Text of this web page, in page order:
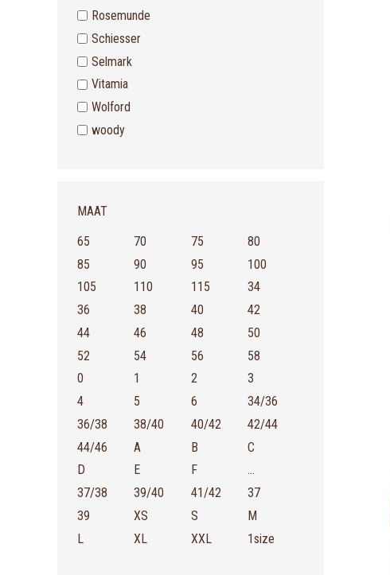
Rosemunde
Schiesser
Selmark
Vitamia
Wolford
woody
MAAT
65
70 75
80
85
90 95
100
105
110 115
34
36
38 40
42
44
46 48
50
52
54 56
58
0
1 2
3
4
5 6
34/36
36/38
38/40 40/42
42/44
44/46
A B
C
D
E F
...
37/38
39/40 41/42
37
39
XS S
M
L
XL XXL 1size